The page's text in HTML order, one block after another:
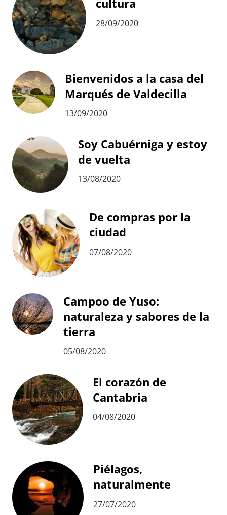
cultura
28/09/2020
Bienvenidos a la casa del
Marqués de Valdecilla
13/09/2020
Soy Cabuérniga y estoy
de vuelta
13/08/2020
De compras por la
ciudad
07/08/2020
Campoo de Yuso:
naturaleza y sabores de la
tierra
05/08/2020
El corazón de
Cantabria
04/08/2020
Piélagos,
naturalmente
27/07/2020